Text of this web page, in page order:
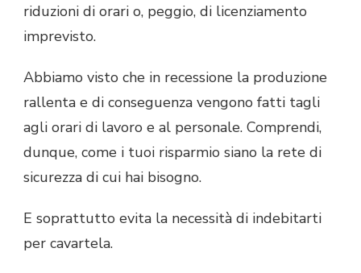
riduzioni di orari o, peggio, di licenziamento
imprevisto.
Abbiamo visto che in recessione la produzione
rallenta e di conseguenza vengono fatti tagli
agli orari di lavoro e al personale. Comprendi,
dunque, come i tuoi risparmio siano la rete di
sicurezza di cui hai bisogno.
E soprattutto evita la necessità di indebitarti
per cavartela.